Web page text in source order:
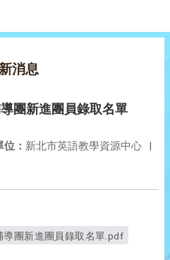
消息
團新進團員錄取名單
： 新北市英語教學資源中心 |
團新進團員錄取名單.pdf